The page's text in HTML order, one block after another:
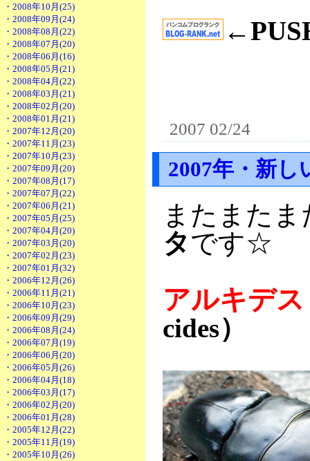
・2008年10月(25)
・2008年09月(24)
・2008年08月(22)
・2008年07月(20)
・2008年06月(16)
・2008年05月(21)
・2008年04月(22)
・2008年03月(21)
・2008年02月(20)
・2008年01月(21)
・2007年12月(20)
・2007年11月(23)
・2007年10月(23)
・2007年09月(20)
・2007年08月(17)
・2007年07月(22)
・2007年06月(21)
・2007年05月(25)
・2007年04月(20)
・2007年03月(20)
・2007年02月(23)
・2007年01月(32)
・2006年12月(26)
・2006年11月(21)
・2006年10月(23)
・2006年09月(29)
・2006年08月(24)
・2006年07月(19)
・2006年06月(20)
・2006年05月(26)
・2006年04月(18)
・2006年03月(17)
・2006年02月(20)
・2006年01月(28)
・2005年12月(22)
・2005年11月(19)
・2005年10月(26)
2007 02/24
2007年・新し
またまたま
タです☆
アルキデ
cides）